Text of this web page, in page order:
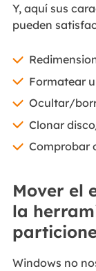
Y, aquí sus
pueden
Formatear
Ocultar/
Clonar
Comprobar
Mover el
la
Windows no